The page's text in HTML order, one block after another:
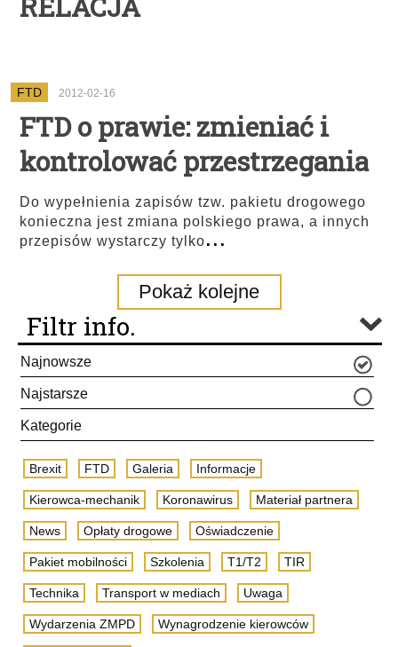
RELACJA
FTD 2012-02-16
FTD o prawie: zmieniać i
kontrolować przestrzegania
Do wypełnienia zapisów tzw. pakietu drogowego
konieczna jest zmiana polskiego prawa, a innych
przepisów wystarczy tylko...
Pokaż kolejne
Filtr info.
Najnowsze
Najstarsze
Kategorie
Brexit FTD Galeria Informacje
Kierowca-mechanik Koronawirus Materiał partnera
News Opłaty drogowe Oświadczenie
Pakiet mobilności Szkolenia T1/T2 TIR
Technika Transport w mediach Uwaga
Wydarzenia ZMPD Wynagrodzenie kierowców